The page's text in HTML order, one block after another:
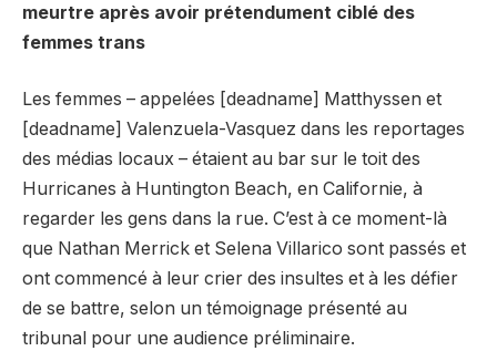
meurtre après avoir prétendument ciblé des
femmes trans
Les femmes – appelées [deadname] Matthyssen et
[deadname] Valenzuela-Vasquez dans les reportages
des médias locaux – étaient au bar sur le toit des
Hurricanes à Huntington Beach, en Californie, à
regarder les gens dans la rue. C’est à ce moment-là
que Nathan Merrick et Selena Villarico sont passés et
ont commencé à leur crier des insultes et à les défier
de se battre, selon un témoignage présenté au
tribunal pour une audience préliminaire.